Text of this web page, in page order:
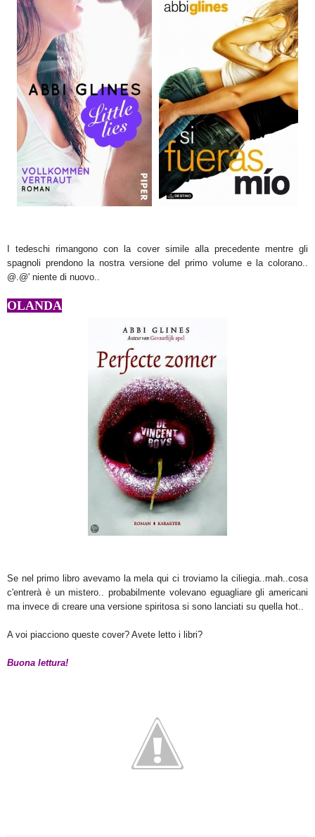
I tedeschi rimangono con la cover simile alla precedente mentre gli
spagnoli prendono la nostra versione del primo volume e la colorano..
@.@' niente di nuovo..
OLANDA
Se nel primo libro avevamo la mela qui ci troviamo la ciliegia..mah..cosa
c'entrerà è un mistero.. probabilmente volevano eguagliare gli americani
ma invece di creare una versione spiritosa si sono lanciati su quella hot..
A voi piacciono queste cover? Avete letto i libri?
Buona lettura!